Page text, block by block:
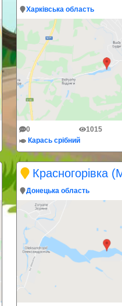
Харківська область
0 1015
Карась срібний
Красногорівка
Донецька область